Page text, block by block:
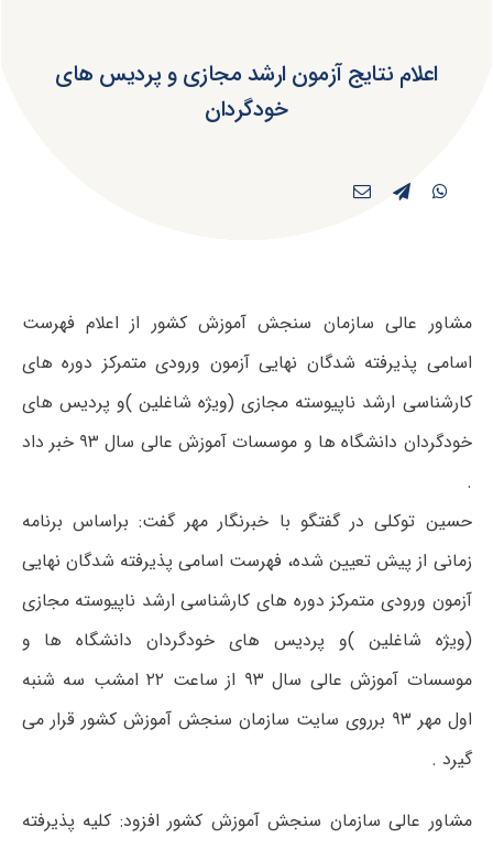
اعلام نتایج آزمون ارشد مجازی و پردیس های
خودگردان
مشاور عالی سازمان سنجش آموزش کشور از اعلام فهرست
اسامی پذیرفته شدگان نهایی آزمون ورودی متمرکز دوره های
کارشناسی ارشد ناپیوسته مجازی (ویژه شاغلین )و پردیس های
خودگردان دانشگاه ها و موسسات آموزش عالی سال ۹۳ خبر داد
.
حسین توکلی در گفتگو با خبرنگار مهر گفت: براساس برنامه
زمانی از پیش تعیین شده، فهرست اسامی پذیرفته شدگان نهایی
آزمون ورودی متمرکز دوره های کارشناسی ارشد ناپیوسته مجازی
(ویژه شاغلین )و پردیس های خودگردان دانشگاه ها و
موسسات آموزش عالی سال ۹۳ از ساعت ۲۲ امشب سه شنبه
اول مهر ۹۳ برروی سایت سازمان سنجش آموزش کشور قرار می
گیرد .
مشاور عالی سازمان سنجش آموزش کشور افزود: کلیه پذیرفته